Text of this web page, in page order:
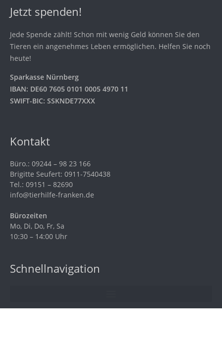
Jetzt spenden!
Jede Spende zählt! Schon mit wenig Geld können Sie den
Tieren ein angenehmes Leben ermöglichen. Helfen Sie noch
heute!
Sparkasse Nürnberg
IBAN: DE60 7605 0101 0005 4970 11
SWIFT-BIC: SSKNDE77XXX
Kontakt
Büro.: 09244 – 98 23 166
Brigitte Seufert: 0911-7540438
Tel.: 09151 – 82690
info@tierhilfe-franken.de
Bürozeiten
Mo, Di, Do, Fr, Sa
10:30 – 14:00 Uhr
Schnellnavigation